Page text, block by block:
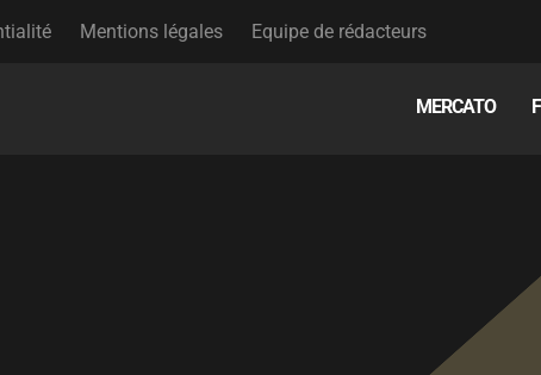
Mentions légales Equipe de rédacteurs
MERCATO